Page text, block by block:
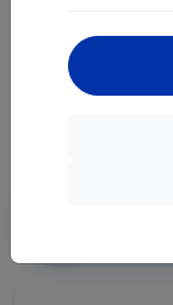
17,90 €
16,12 €